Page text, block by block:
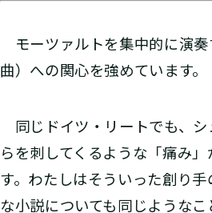
モーツァルトを集中的に演奏
曲）への関心を強めています。
同じドイツ・リートでも、シ
らを刺してくるような「痛み
す。わたしはそういった創り
な小説についても同じようなこ